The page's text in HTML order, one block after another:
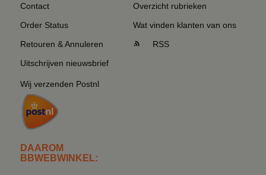
Contact
Order Status
Retouren & Annuleren
Uitschrijven nieuwsbrief
Wij verzenden Postnl
DAAROM
BBWEBWINKEL:
Overzicht rubrieken
Wat vinden klanten van ons
RSS